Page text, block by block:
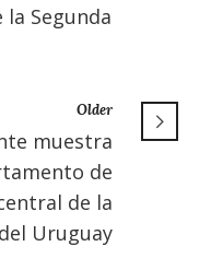
Segunda
Older
muestra
de
de la
Uruguay